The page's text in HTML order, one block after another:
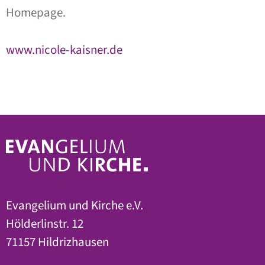
Homepage.
www.nicole-kaisner.de
Evangelium und Kirche e.V.
Hölderlinstr. 12
71157 Hildrizhausen